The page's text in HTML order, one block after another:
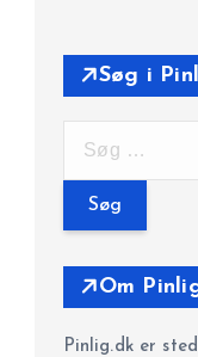
Søg i
e
r
Om
Pinlig.dk er